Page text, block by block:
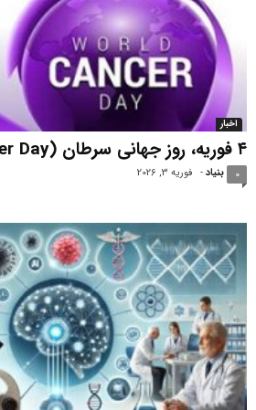
اخبار
۴ فوریه، روز جهانی سرطان (World Cancer Day)
بنیاد- فوریه 3, 2026 0